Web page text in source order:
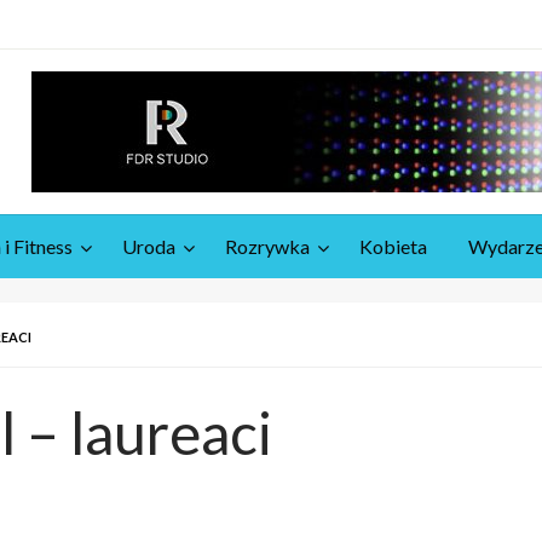
Fitness Uroda Rozrywka Kobieta
– laureaci